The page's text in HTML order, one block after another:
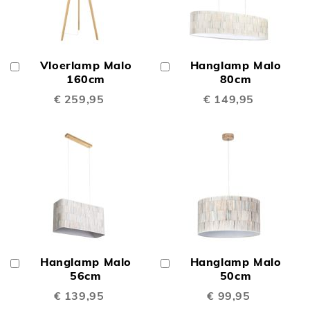
Vloerlamp Malo
160cm
€ 259,95
Winkelwagen
Hanglamp Malo
80cm
€ 149,95
Winkelwagen
Hanglamp Malo
56cm
€ 139,95
Winkelwagen
Hanglamp Malo
50cm
€ 99,95
Winkelwagen